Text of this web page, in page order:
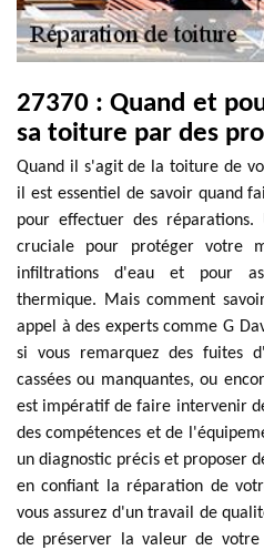
27370 : Quand et
sa toiture par des
Quand il s'agit de la toiture de
il est essentiel de savoir quand
pour effectuer des
cruciale pour protéger votre
infiltrations d'eau et pour
thermique. Mais comment
appel à des experts comme G
si vous remarquez des fuites
cassées ou manquantes, ou
est impératif de faire intervenir
des compétences et de
un diagnostic précis et proposer
en confiant la réparation de
vous assurez d'un travail de
de préserver la valeur de